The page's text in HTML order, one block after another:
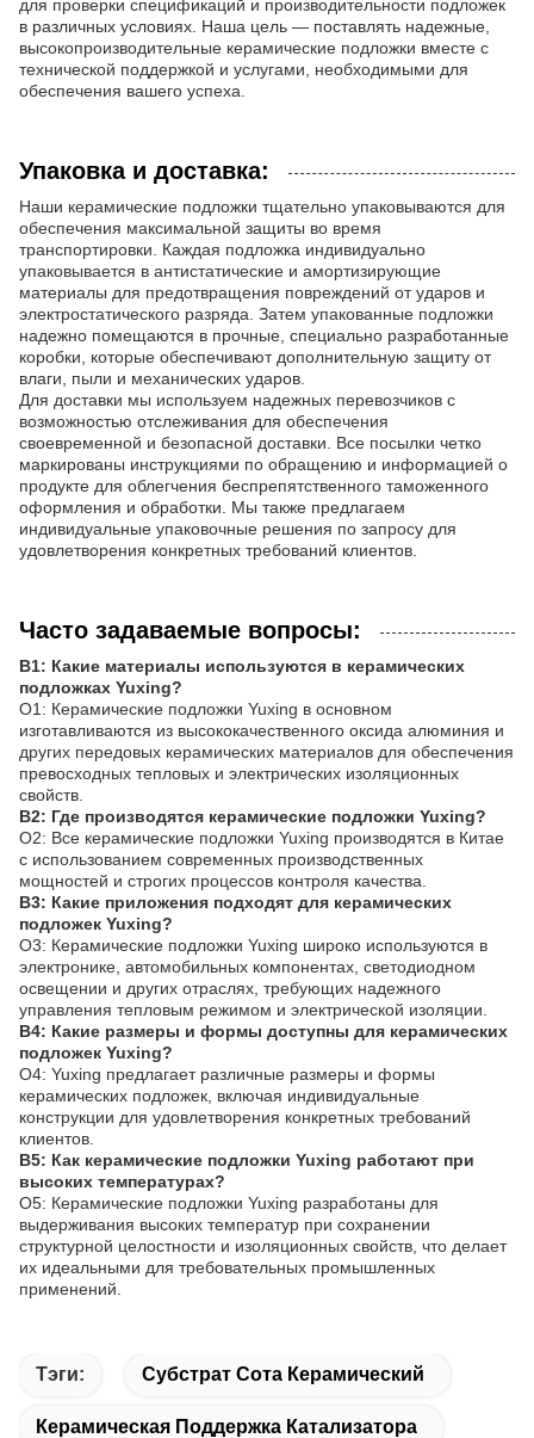
для проверки спецификаций и производительности подложек
в различных условиях. Наша цель — поставлять надежные,
высокопроизводительные керамические подложки вместе с
технической поддержкой и услугами, необходимыми для
обеспечения вашего успеха.
Упаковка и доставка:
Наши керамические подложки тщательно упаковываются для
обеспечения максимальной защиты во время
транспортировки. Каждая подложка индивидуально
упаковывается в антистатические и амортизирующие
материалы для предотвращения повреждений от ударов и
электростатического разряда. Затем упакованные подложки
надежно помещаются в прочные, специально разработанные
коробки, которые обеспечивают дополнительную защиту от
влаги, пыли и механических ударов.
Для доставки мы используем надежных перевозчиков с
возможностью отслеживания для обеспечения
своевременной и безопасной доставки. Все посылки четко
маркированы инструкциями по обращению и информацией о
продукте для облегчения беспрепятственного таможенного
оформления и обработки. Мы также предлагаем
индивидуальные упаковочные решения по запросу для
удовлетворения конкретных требований клиентов.
Часто задаваемые вопросы:
В1: Какие материалы используются в керамических
подложках Yuxing?
О1: Керамические подложки Yuxing в основном
изготавливаются из высококачественного оксида алюминия и
других передовых керамических материалов для обеспечения
превосходных тепловых и электрических изоляционных
свойств.
В2: Где производятся керамические подложки Yuxing?
О2: Все керамические подложки Yuxing производятся в Китае
с использованием современных производственных
мощностей и строгих процессов контроля качества.
В3: Какие приложения подходят для керамических
подложек Yuxing?
О3: Керамические подложки Yuxing широко используются в
электронике, автомобильных компонентах, светодиодном
освещении и других отраслях, требующих надежного
управления тепловым режимом и электрической изоляции.
В4: Какие размеры и формы доступны для керамических
подложек Yuxing?
О4: Yuxing предлагает различные размеры и формы
керамических подложек, включая индивидуальные
конструкции для удовлетворения конкретных требований
клиентов.
В5: Как керамические подложки Yuxing работают при
высоких температурах?
О5: Керамические подложки Yuxing разработаны для
выдерживания высоких температур при сохранении
структурной целостности и изоляционных свойств, что делает
их идеальными для требовательных промышленных
применений.
Тэги: Субстрат Сота Керамический
Керамическая Поддержка Катализатора